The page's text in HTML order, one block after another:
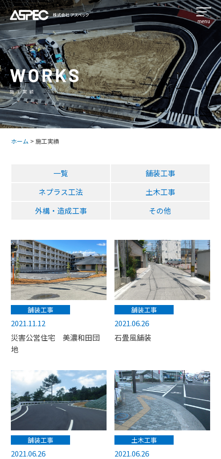
ホーム >施工実績
一覧
舗装工事
ネプラス工法
土木工事
外構・造成工事
その他
舗装工事
2021.11.12
災害公営住宅 美濃和田団
地
舗装工事
2021.06.26
石畳風舗装
舗装工事
2021.06.26
土木工事
2021.06.26